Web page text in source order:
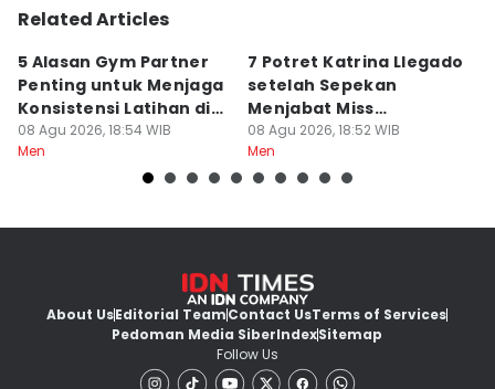
Related Articles
5 Alasan Gym Partner
Penting untuk Menjaga
Konsistensi Latihan di
Gym
08 Agu 2026, 18:54 WIB
Men
7 Potret Katrina Llegado
setelah Sepekan
Menjabat Miss
Supranational 2026
08 Agu 2026, 18:52 WIB
Men
About UsEditorial TeamContact UsTerms of Services
Pedoman Media SiberIndexSitemap
Follow Us